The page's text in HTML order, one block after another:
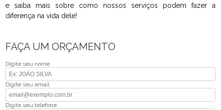
e saiba mais sobre como nossos serviços podem fazer a
diferença na vida dele!
FAÇA UM ORÇAMENTO
Digite seu nome
Digite seu email
Digite seu telefone